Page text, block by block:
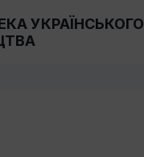
УКРАЇНСЬКОГО